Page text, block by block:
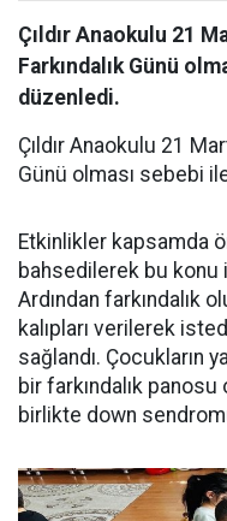
Çıldır Anaokulu 21
Farkındalık Günü
düzenledi.
Çıldır Anaokulu 21
Günü olması sebebi
Etkinlikler kapsamda
bahsedilerek bu
Ardından farkındalık
kalıpları verilerek
sağlandı. Çocukların
bir farkındalık
birlikte down